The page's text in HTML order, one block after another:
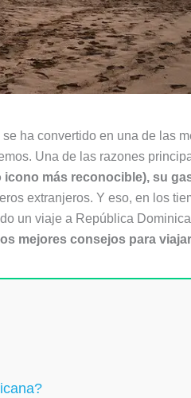
se ha convertido en una de las
Una de las razones
icono más reconocible), su
extranjeros. Y eso, en los
un viaje a República
los mejores consejos para